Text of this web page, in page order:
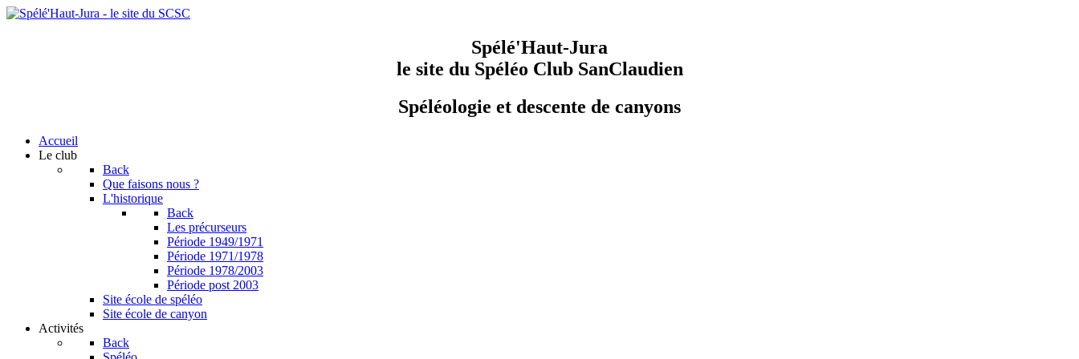
Spélé'Haut-Jura
le site du Spéléo Club SanClaudien
Spéléologie et descente de canyons
Accueil
Le club
Back
Que faisons nous ?
L'historique
Back
Les précurseurs
Période 1949/1971
Période 1971/1978
Période 1978/2003
Période post 2003
Site école de spéléo
Site école de canyon
Activités
Back